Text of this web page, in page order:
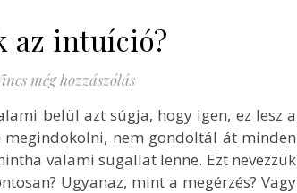
az intuíció?
még hozzászólás
belül azt súgja, hogy igen, ez lesz a
nem gondoltál át minden
valami sugallat lenne. Ezt nevezzük
Ugyanaz, mint a megérzés? Vagy